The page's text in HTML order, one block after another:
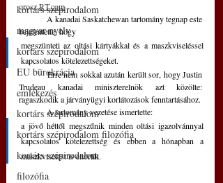
kortárs szépirodalom
magyar nyelv
kortárs szépirodalom
EU bürokrácia
emlékezés
kortárs szépirodalom
kortárs szépirodalom filozófia
kortárs szépirodalom
filozófia
orosz RT.com
bejelentette, hogy
megszünteti az oltási kártyákkal és a maszkviseléssel
kapcsolatos kötelezettségeket.
	Erre nem sokkal azután került sor, hogy Justin
Trudeau kanadai miniszterelnök azt közölte:
	A tartomány vezetése ismertette:
a jövő héttől megszűnik minden oltási igazolvánnyal
kapcsolatos kötelezettség és ebben a hónapban a
maszkviselést is eltörlik.